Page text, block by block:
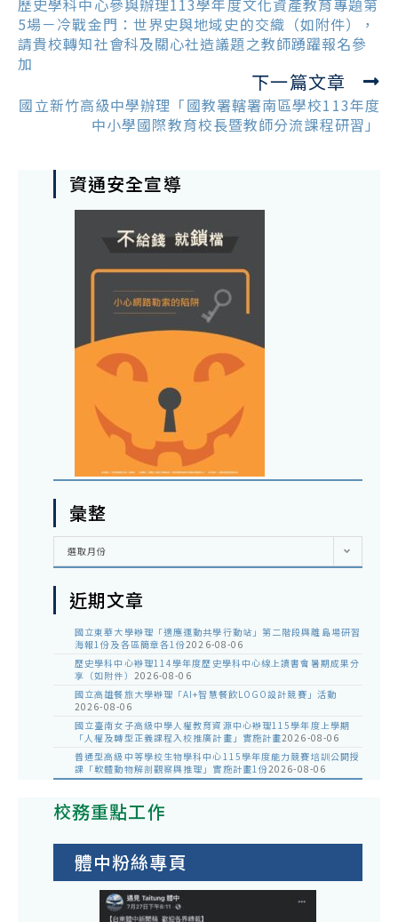
articles
歷史學科中心參與辦理113學年度文化資產教育專題第
5場－冷戰金門：世界史與地域史的交織（如附件），
請貴校轉知社會科及關心社造議題之教師踴躍報名參
加
下一篇文章
國立新竹高級中學辦理「國教署轄署南區學校113年度
中小學國際教育校長暨教師分流課程研習」
資通安全宣導
彙整
彙
選取月份
近期文章
國立東華大學辦理「適應運動共學行動站」第二階段與離島場研習
海報1份及各區簡章各1份2026-08-06
歷史學科中心辦理114學年度歷史學科中心線上讀書會暑期成果分
享（如附件） 2026-08-06
國立高雄餐旅大學辦理「AI+智慧餐飲LOGO設計競賽」活動
2026-08-06
國立臺南女子高級中學人權教育資源中心辦理115學年度上學期
「人權及轉型正義課程入校推廣計畫」實施計畫2026-08-06
普通型高級中等學校生物學科中心115學年度能力競賽培訓公開授
課「軟體動物解剖觀察與推理」實施計畫1份2026-08-06
校務重點工作
體中粉絲專頁